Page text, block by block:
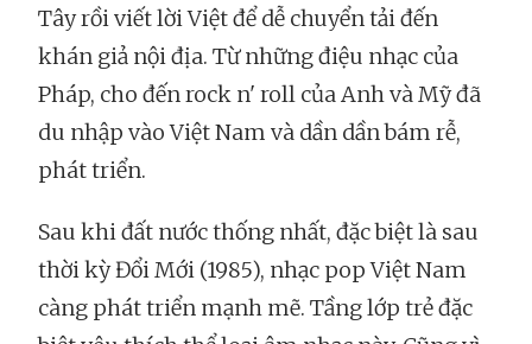
Tây rồi viết lời Việt để dễ chuyển tải đến
khán giả nội địa. Từ những điệu nhạc của
Pháp, cho đến rock n' roll của Anh và Mỹ đã
du nhập vào Việt Nam và dần dần bám rễ,
phát triển.
Sau khi đất nước thống nhất, đặc biệt là sau
thời kỳ Đổi Mới (1985), nhạc pop Việt Nam
càng phát triển mạnh mẽ. Tầng lớp trẻ đặc